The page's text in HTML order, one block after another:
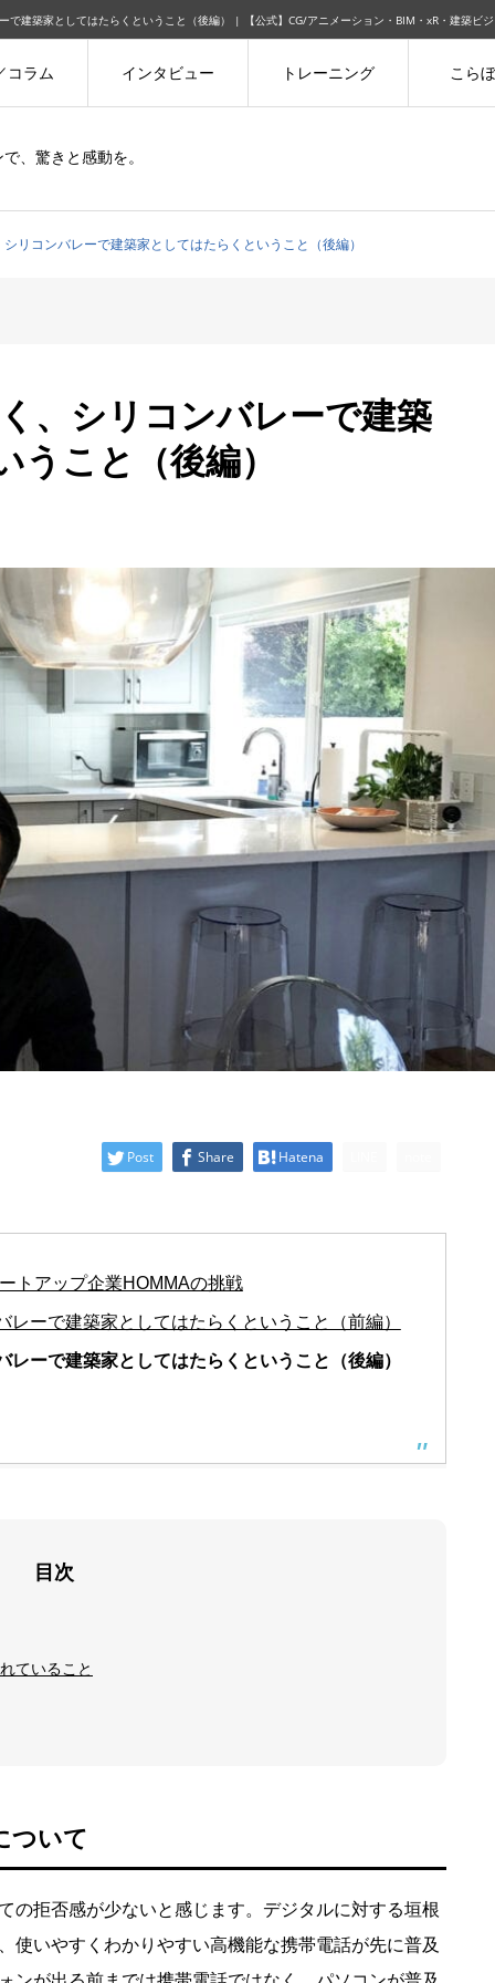
で建築家としてはたらくということ（後編） | 【公式】CG/アニメーション・BIM・xR・建築ビ
、驚きと感動を。
コラム インタビュー トレーニング こら
リコンバレーで建築家としてはたらくということ（後編）
、シリコンバレーで建築
こと（後編）
Post Share Hatena
トアップ企業HOMMAの挑戦
ーで建築家としてはたらくということ（前編）
ーで建築家としてはたらくということ（後編）
目次
ていること
ついて
の拒否感が少ないと感じます。デジタルに対する垣根
使いやすくわかりやすい高機能な携帯電話が先に普及